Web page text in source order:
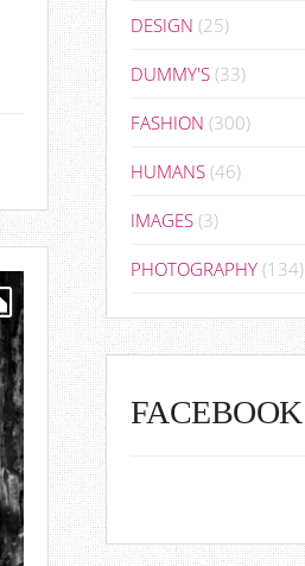
DESIGN (25)
DUMMY'S (33)
FASHION (300)
HUMANS (46)
IMAGES (3)
PHOTOGRAPHY (134)
FACEBOOK